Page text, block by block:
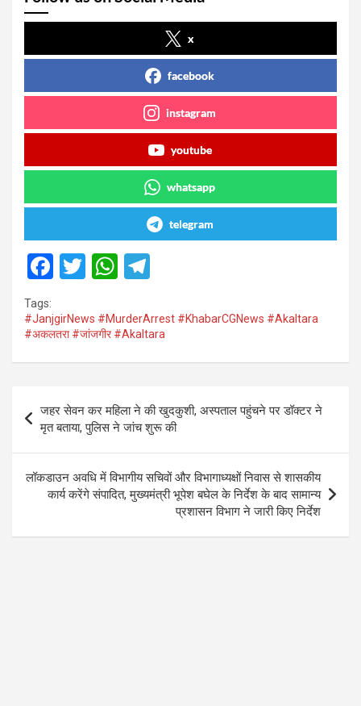
x
facebook
instagram
youtube
whatsapp
telegram
F
ce
b
o
k
T
tt
er
W
at
s
A
p
e
gr
a
Tags:
#JanjgirNews #MurderArrest #KhabarCGNews #Akaltara
#अकलतरा #जांजगीर #Akaltara
navigation
जहर सेवन कर महिला ने की खुदकुशी, अस्पताल पहुंचने पर डॉक्टर ने
मृत बताया, पुलिस ने जांच शुरू की
लॉकडाउन अवधि में विभागीय सचिवों और विभागाध्यक्षों निवास से शासकीय
कार्य करेंगे संपादित, मुख्यमंत्री भूपेश बघेल के निर्देश के बाद सामान्य
प्रशासन विभाग ने जारी किए निर्देश